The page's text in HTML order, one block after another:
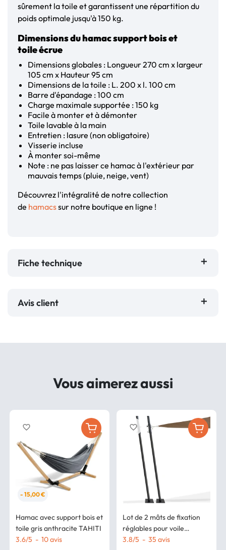
sûrement la toile et garantissent une répartition du
poids optimale jusqu'à 150 kg.
Dimensions du hamac support bois et
toile écrue
Dimensions globales : Longueur 270 cm x largeur
105 cm x Hauteur 95 cm
Dimensions de la toile : L. 200 x l. 100 cm
Barre d'épandage : 100 cm
Charge maximale supportée : 150 kg
Facile à monter et à démonter
Toile lavable à la main
Entretien : lasure (non obligatoire)
Visserie incluse
À monter soi-même
Note : ne pas laisser ce hamac à l'extérieur par
mauvais temps (pluie, neige, vent)
Découvrez l'intégralité de notre collection
de hamacssur notre boutique en ligne !
Fiche technique
Avis client
Vous aimerez aussi
- 15,00 €
Hamac avec support bois et
toile gris anthracite TAHITI
3.6/5 - 10avis
favorite_border
Lot de 2 mâts de fixation
réglables pour voile
d'ombrage H.220 CM
3.8/5 - 35 avis
favorite_border